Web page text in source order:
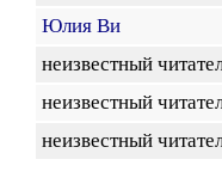
Юлия Ви
неизвестный
неизвестный
неизвестный